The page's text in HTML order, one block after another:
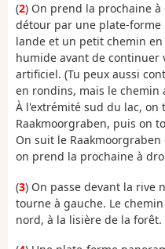
(2) On prend la prochaine
détour par une plate-forme
lande et un petit chemin
humide avant de continuer
artificiel. (Tu peux aussi
en rondins, mais le chemin
À l'extrémité sud du lac,
Raakmoorgraben, puis on
On suit le
on prend la prochaine à
(3) On passe devant la rive
tourne à gauche. Le
nord, à la lisière de la